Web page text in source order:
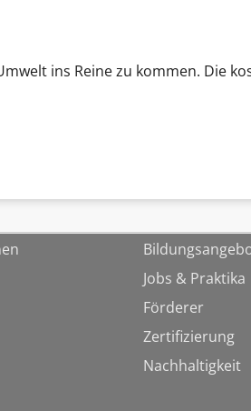
ins Reine zu kommen. Die
Jobs & Praktika
Förderer
Zertifizierung
Nachhaltigkeit